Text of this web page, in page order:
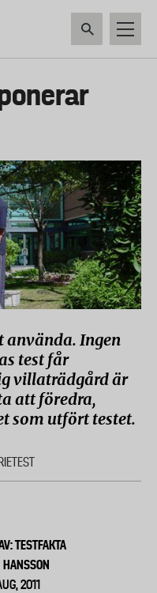
använda. Ingen
test får
villaträdgård är
att föredra,
som utfört testet.
TESTFAKTA
HANSSON
2011